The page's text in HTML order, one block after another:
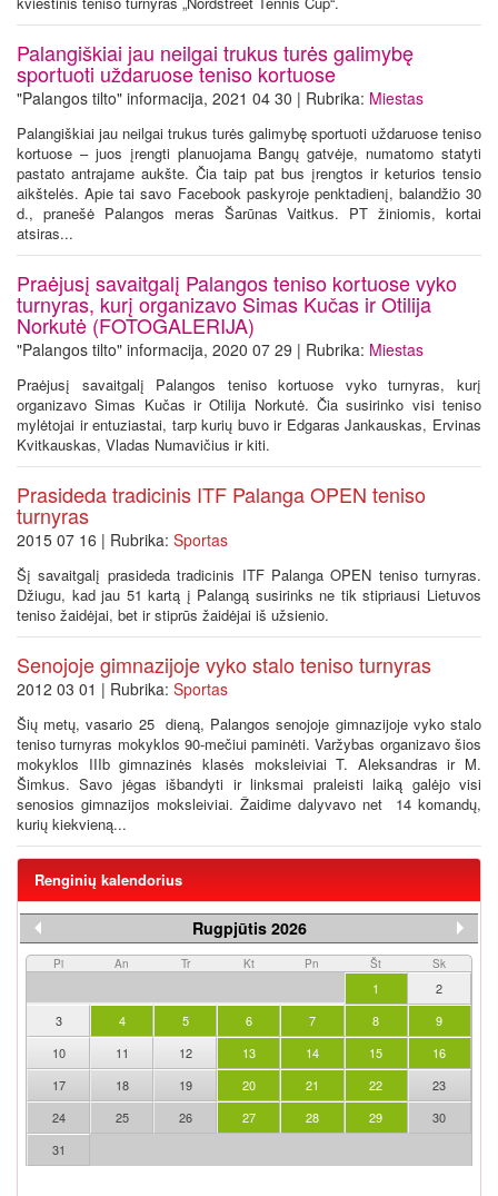
Palangiškiai jau neilgai trukus turės galimybę
sportuoti uždaruose teniso kortuose
"Palangos tilto" informacija, 2021 04 30 | Rubrika: Miestas
Palangiškiai jau neilgai trukus turės galimybę sportuoti uždaruose teniso
kortuose – juos įrengti planuojama Bangų gatvėje, numatomo statyti
pastato antrajame aukšte. Čia taip pat bus įrengtos ir keturios tensio
aikštelės. Apie tai savo Facebook paskyroje penktadienį, balandžio 30
d., pranešė Palangos meras Šarūnas Vaitkus. PT žiniomis, kortai
atsiras...
Praėjusį savaitgalį Palangos teniso kortuose vyko
turnyras, kurį organizavo Simas Kučas ir Otilija
Norkutė (FOTOGALERIJA)
"Palangos tilto" informacija, 2020 07 29 | Rubrika: Miestas
Praėjusį savaitgalį Palangos teniso kortuose vyko turnyras, kurį
organizavo Simas Kučas ir Otilija Norkutė. Čia susirinko visi teniso
mylėtojai ir entuziastai, tarp kurių buvo ir Edgaras Jankauskas, Ervinas
Kvitkauskas, Vladas Numavičius ir kiti.
Prasideda tradicinis ITF Palanga OPEN teniso
turnyras
2015 07 16 | Rubrika: Sportas
Šį savaitgalį prasideda tradicinis ITF Palanga OPEN teniso turnyras.
Džiugu, kad jau 51 kartą į Palangą susirinks ne tik stipriausi Lietuvos
teniso žaidėjai, bet ir stiprūs žaidėjai iš užsienio.
Senojoje gimnazijoje vyko stalo teniso turnyras
2012 03 01 | Rubrika: Sportas
Šių metų, vasario 25 dieną, Palangos senojoje gimnazijoje vyko stalo
teniso turnyras mokyklos 90-mečiui paminėti. Varžybas organizavo šios
mokyklos IIIb gimnazinės klasės moksleiviai T. Aleksandras ir M.
Šimkus. Savo jėgas išbandyti ir linksmai praleisti laiką galėjo visi
senosios gimnazijos moksleiviai. Žaidime dalyvavo net 14 komandų,
kurių kiekvieną...
Renginių kalendorius
Rugpjūtis 2026
Pi An Tr Kt Pn Št Sk
1
2
3
4 5 6 7 8
9
10
11 12 13 14 15
16
17
18 19 20 21 22
23
24
25 26 27 28 29
30
31